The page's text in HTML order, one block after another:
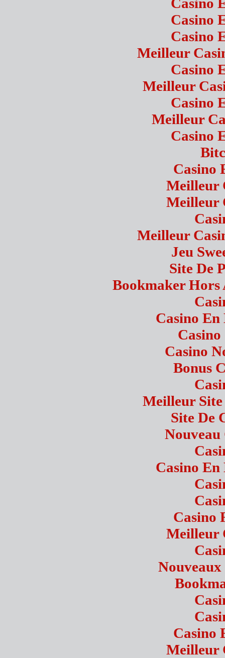
Casino
Casino
Meilleur
Casino
Meilleur
Casino
Meilleur
Casino
Casino
Meilleur
Meilleur
Meilleur
Jeu
Site De
Bookmaker
Casino
Casino
Bonus
Meilleur Site
Site De
Nouveau
Casino
Casino
Meilleur
Casino
Meilleur